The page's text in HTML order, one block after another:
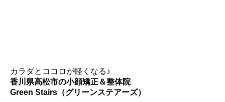
カラダとココロが軽くなる♪
香川県高松市の小顔矯正＆整体院
Green Stairs（グリーンステアーズ）